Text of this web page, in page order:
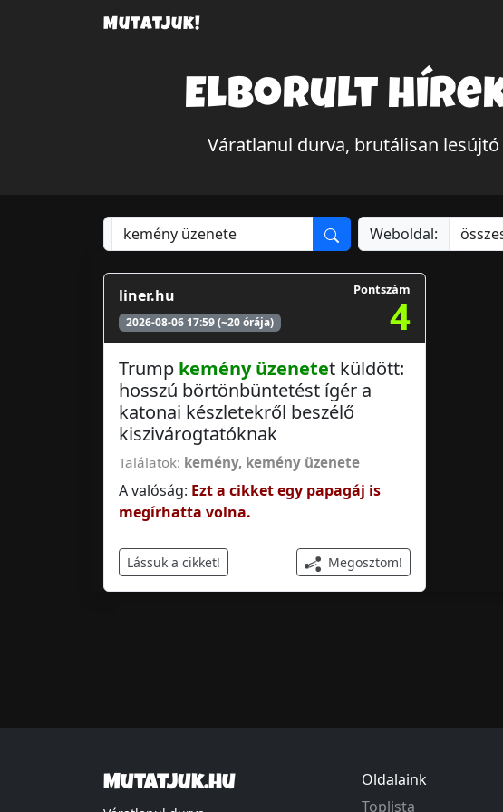
Mutatjuk!
Elborult
Váratlanul durva, brutálisan
Weboldal:
liner.hu
2026-08-06 17:59 (~20 órája)
Pontszám
4
Trump kemény üzenetet küldött:
hosszú börtönbüntetést ígér a
katonai készletekről beszélő
kiszivárogtatóknak
Találatok: kemény, kemény üzenete
A valóság: Ezt a cikket egy papagáj is
megírhatta volna.
Lássuk a cikket! Megosztom!
Mutatjuk.hu
Oldalaink
Toplista